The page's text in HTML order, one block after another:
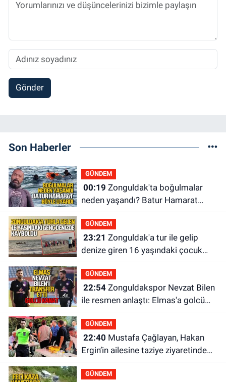
Gönder
Son Haberler
GÜNDEM
00:19
neden yaşandı? Batur Hamarat
böyle uyardı!
GÜNDEM
23:21
denize giren 16 yaşındaki çocuk
kayboldu: Son anları kamerada
GÜNDEM
22:54Zonguldakspor Nevzat Bilen
ile resmen anlaştı: Elmas'a golcü
kanat
GÜNDEM
22:40
Ergin’in ailesine taziye ziyaretinde
bulundu
GÜNDEM